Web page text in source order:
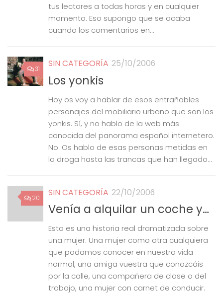
tus lectores a todas horas y en cualquier
momento. Eso supongo que se acaba
cuando los comentarios en...
31 SIN CATEGORÍA 25/10/2006
Los yonkis
Hoy os voy a hablar de esos entrañables
personajes del mobiliario urbano que son los
yonkis. Sí, y no hablo de la web más
conocida del panorama español internetero.
No. Os hablo de esas personas metidas en
la droga hasta las trancas que han llegado...
20 SIN CATEGORÍA 22/10/2006
Venía a alquilar un coche y…
Esta es una historia real dramatizada sobre
una mujer. Una mujer como otra cualquiera
que podamos conocer en nuestra vida
normal, una amiga vuestra que conozcáis
por la calle, una compañera de clase o del
trabajo, una mujer con carnet de conducir.